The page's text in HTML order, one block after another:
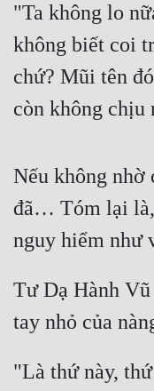
Phương Tây
Phản Phái
Sắc
Trinh Thám
"Ta không lo
không biết coi
chứ? Mũi tên
còn không chịu
Nếu không nhờ
đã… Tóm lại là,
nguy hiểm như
Tư Dạ Hành
tay nhỏ của
"Là thứ này,